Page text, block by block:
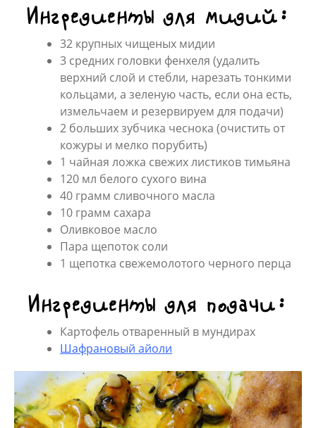
Ингредиенты для мидий:
32 крупных чищеных мидии
3 средних головки фенхеля (удалить
верхний слой и стебли, нарезать тонкими
кольцами, а зеленую часть, если она есть,
измельчаем и резервируем для подачи)
2 больших зубчика чеснока (очистить от
кожуры и мелко порубить)
1 чайная ложка свежих листиков тимьяна
120 мл белого сухого вина
40 грамм сливочного масла
10 грамм сахара
Оливковое масло
Пара щепоток соли
1 щепотка свежемолотого черного перца
Ингредиенты для подачи:
Картофель отваренный в мундирах
Шафрановый айоли